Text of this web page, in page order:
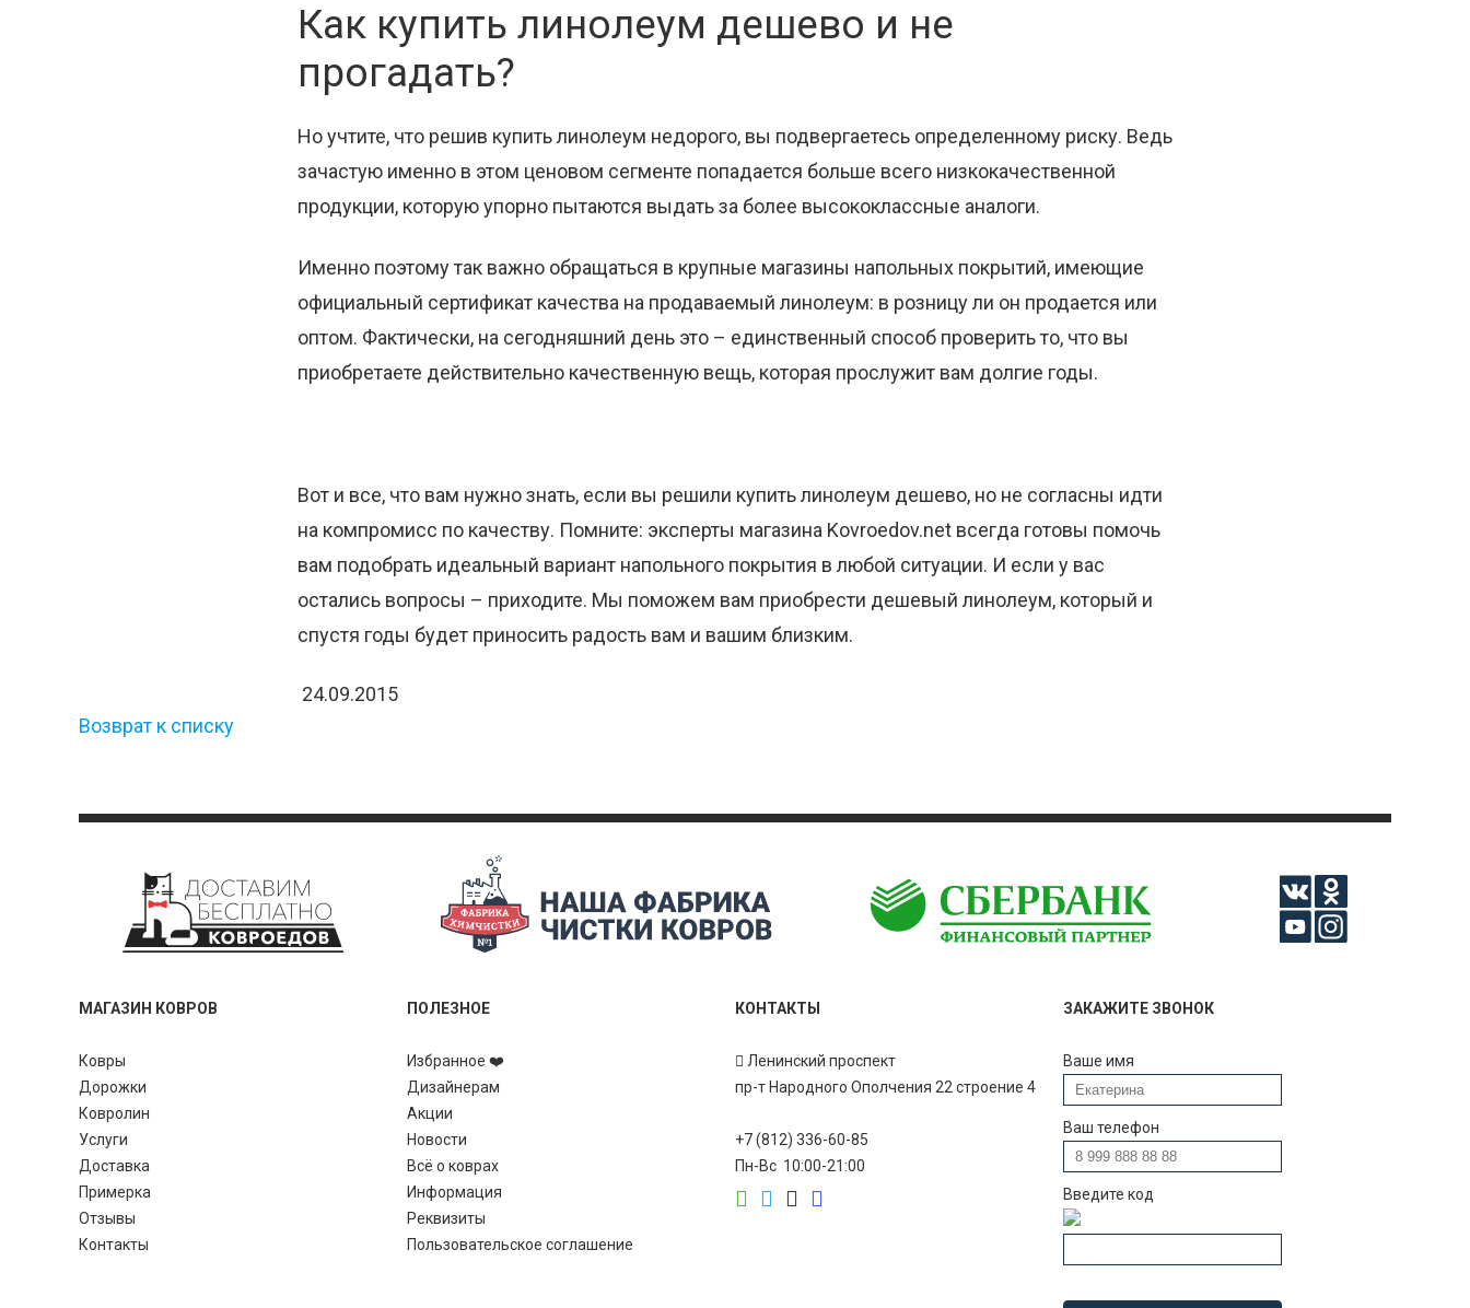
Как купить линолеум дешево и не
прогадать?
Но учтите, что решив купить линолеум недорого, вы подвергаетесь определенному риску. Ведь
зачастую именно в этом ценовом сегменте попадается больше всего низкокачественной
продукции, которую упорно пытаются выдать за более высококлассные аналоги.
Именно поэтому так важно обращаться в крупные магазины напольных покрытий, имеющие
официальный сертификат качества на продаваемый линолеум: в розницу ли он продается или
оптом. Фактически, на сегодняшний день это – единственный способ проверить то, что вы
приобретаете действительно качественную вещь, которая прослужит вам долгие годы.
Вот и все, что вам нужно знать, если вы решили купить линолеум дешево, но не согласны идти
на компромисс по качеству. Помните: эксперты магазина Kovroedov.net всегда готовы помочь
вам подобрать идеальный вариант напольного покрытия в любой ситуации. И если у вас
остались вопросы – приходите. Мы поможем вам приобрести дешевый линолеум, который и
спустя годы будет приносить радость вам и вашим близким.
24.09.2015
Возврат к списку
МАГАЗИН КОВРОВ
Ковры
Дорожки
Ковролин
Услуги
Доставка
Примерка
Отзывы
Контакты
ПОЛЕЗНОЕ
Избранное ❤️
Дизайнерам
Акции
Новости
Всё о коврах
Информация
Реквизиты
Пользовательское соглашение
КОНТАКТЫ
Ленинский проспект
пр-т Народного Ополчения 22 строение 4
+7 (812) 336-60-85
Пн-Вс 10:00-21:00
ЗАКАЖИТЕ ЗВОНОК
Ваше имя
Ваш телефон
Введите код